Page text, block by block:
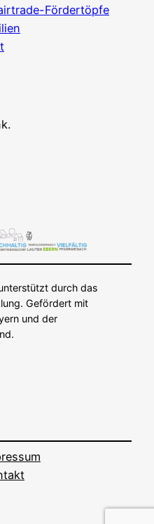
Fördertöpfe
durch das
Gefördert mit
und der